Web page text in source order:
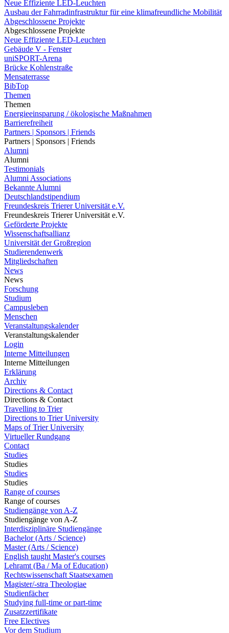
Neue Effiziente LED-Leuchten
Ausbau der Fahrradinfrastruktur für eine klimafreundliche Mobilität
Abgeschlossene Projekte
Abgeschlossene Projekte
Neue Effiziente LED-Leuchten
Gebäude V - Fenster
uniSPORT-Arena
Brücke Kohlenstraße
Mensaterrasse
BibTop
Themen
Themen
Energieeinsparung / ökologische Maßnahmen
Barrierefreiheit
Partners | Sponsors | Friends
Partners | Sponsors | Friends
Alumni
Alumni
Testimonials
Alumni Associations
Bekannte Alumni
Deutschlandstipendium
Freundeskreis Trierer Universität e.V.
Freundeskreis Trierer Universität e.V.
Geförderte Projekte
Wissenschaftsallianz
Universität der Großregion
Studierendenwerk
Mitgliedschaften
News
News
Forschung
Studium
Campusleben
Menschen
Veranstaltungskalender
Veranstaltungskalender
Login
Interne Mitteilungen
Interne Mitteilungen
Erklärung
Archiv
Directions & Contact
Directions & Contact
Travelling to Trier
Directions to Trier University
Maps of Trier University
Virtueller Rundgang
Contact
Studies
Studies
Studies
Studies
Range of courses
Range of courses
Studiengänge von A-Z
Studiengänge von A-Z
Interdisziplinäre Studiengänge
Bachelor (Arts / Science)
Master (Arts / Science)
English taught Master's courses
Lehramt (Ba / Ma of Education)
Rechtswissenschaft Staatsexamen
Magister/-stra Theologiae
Studienfächer
Studying full-time or part-time
Zusatzzertifikate
Free Electives
Vor dem Studium